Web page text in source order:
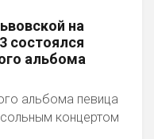
на
состоялся
альбома
альбома певица
концертом